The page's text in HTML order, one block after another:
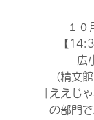
１０
【
広
(精文
「ええじ
の部門